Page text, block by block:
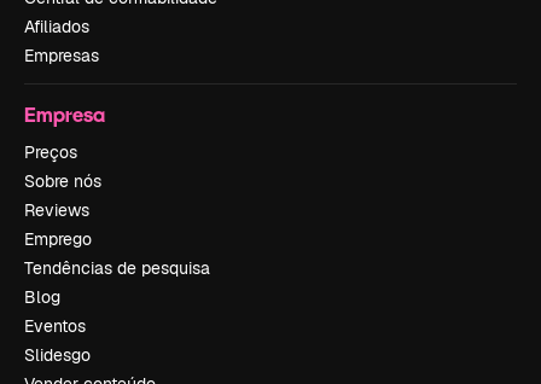
Afiliados
Empresas
Empresa
Preços
Sobre nós
Reviews
Emprego
Tendências de pesquisa
Blog
Eventos
Slidesgo